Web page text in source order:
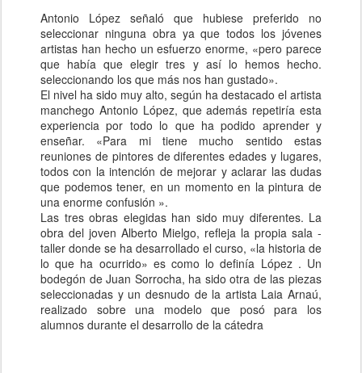
Antonio López señaló que hubiese preferido no
seleccionar ninguna obra ya que todos los jóvenes
artistas han hecho un esfuerzo enorme, «pero parece
que había que elegir tres y así lo hemos hecho.
seleccionando los que más nos han gustado».
El nivel ha sido muy alto, según ha destacado el artista
manchego Antonio López, que además repetiría esta
experiencia por todo lo que ha podido aprender y
enseñar. «Para mi tiene mucho sentido estas
reuniones de pintores de diferentes edades y lugares,
todos con la intención de mejorar y aclarar las dudas
que podemos tener, en un momento en la pintura de
una enorme confusión ».
Las tres obras elegidas han sido muy diferentes. La
obra del joven Alberto Mielgo, refleja la propia sala -
taller donde se ha desarrollado el curso, «la historia de
lo que ha ocurrido» es como lo definía López . Un
bodegón de Juan Sorrocha, ha sido otra de las piezas
seleccionadas y un desnudo de la artista Laia Arnaú,
realizado sobre una modelo que posó para los
alumnos durante el desarrollo de la cátedra